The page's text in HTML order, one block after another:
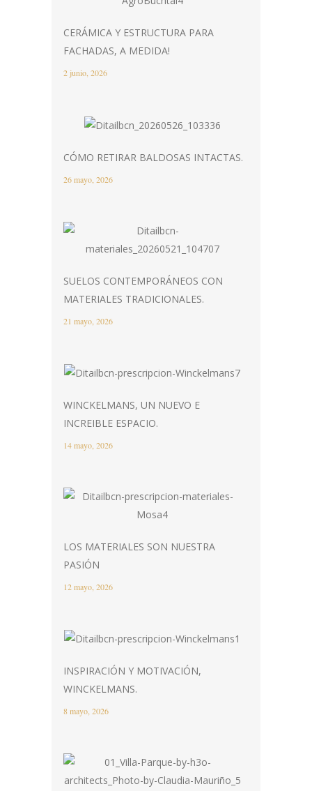
CERÁMICA Y ESTRUCTURA PARA
FACHADAS, A MEDIDA!
2 junio, 2026
CÓMO RETIRAR BALDOSAS INTACTAS.
26 mayo, 2026
SUELOS CONTEMPORÁNEOS CON
MATERIALES TRADICIONALES.
21 mayo, 2026
WINCKELMANS, UN NUEVO E
INCREIBLE ESPACIO.
14 mayo, 2026
LOS MATERIALES SON NUESTRA
PASIÓN
12 mayo, 2026
INSPIRACIÓN Y MOTIVACIÓN,
WINCKELMANS.
8 mayo, 2026